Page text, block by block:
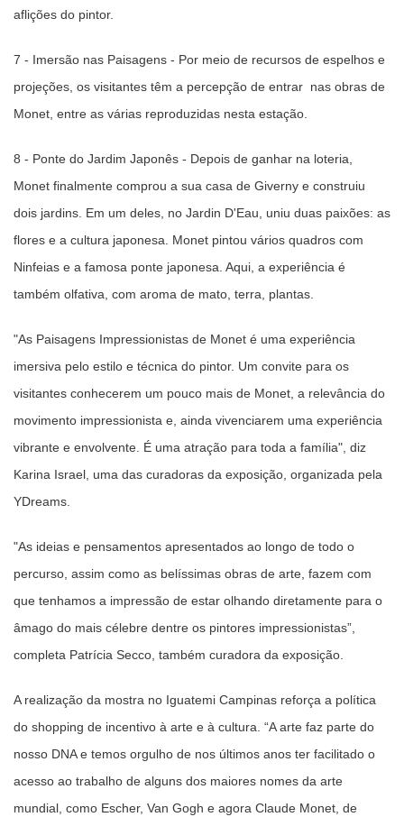
aflições do pintor.
7 - Imersão nas Paisagens - Por meio de recursos de espelhos e
projeções, os visitantes têm a percepção de entrar nas obras de
Monet, entre as várias reproduzidas nesta estação.
8 - Ponte do Jardim Japonês - Depois de ganhar na loteria,
Monet finalmente comprou a sua casa de Giverny e construiu
dois jardins. Em um deles, no Jardin D'Eau, uniu duas paixões: as
flores e a cultura japonesa. Monet pintou vários quadros com
Ninfeias e a famosa ponte japonesa. Aqui, a experiência é
também olfativa, com aroma de mato, terra, plantas.
"As Paisagens Impressionistas de Monet é uma experiência
imersiva pelo estilo e técnica do pintor. Um convite para os
visitantes conhecerem um pouco mais de Monet, a relevância do
movimento impressionista e, ainda vivenciarem uma experiência
vibrante e envolvente. É uma atração para toda a família", diz
Karina Israel, uma das curadoras da exposição, organizada pela
YDreams.
"As ideias e pensamentos apresentados ao longo de todo o
percurso, assim como as belíssimas obras de arte, fazem com
que tenhamos a impressão de estar olhando diretamente para o
âmago do mais célebre dentre os pintores impressionistas”,
completa Patrícia Secco, também curadora da exposição.
A realização da mostra no Iguatemi Campinas reforça a política
do shopping de incentivo à arte e à cultura. “A arte faz parte do
nosso DNA e temos orgulho de nos últimos anos ter facilitado o
acesso ao trabalho de alguns dos maiores nomes da arte
mundial, como Escher, Van Gogh e agora Claude Monet, de